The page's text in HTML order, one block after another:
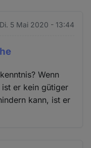
Di. 5 Mai 2020 - 13:44
Wenn
er kein gütiger
kann, ist er